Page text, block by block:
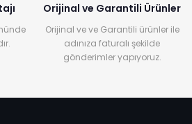
Orijinal ve Garantili Ürünler
Orijinal ve ve Garantili ürünler ile
adınıza faturalı şekilde
gönderimler yapıyoruz.